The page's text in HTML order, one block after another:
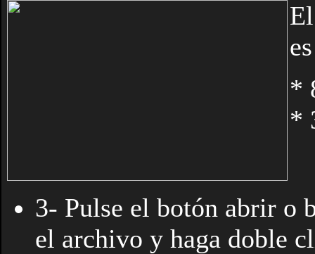
*
*
3- Pulse el botón abrir o
el archivo y haga doble